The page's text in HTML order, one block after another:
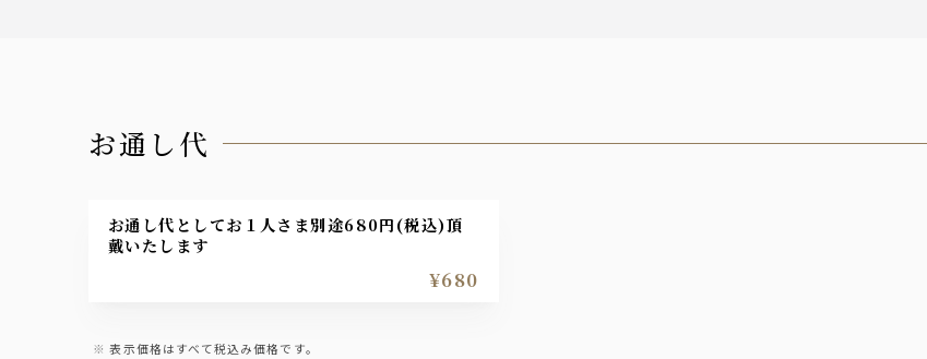
お通し代
お通し代としてお１人さま別途680円(税込)頂
戴いたします
¥680
表示価格はすべて税込み価格です。